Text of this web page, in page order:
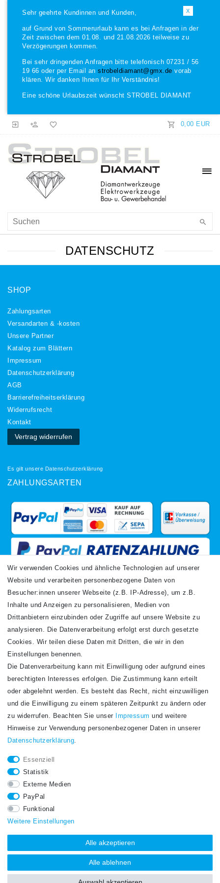
X
Sehr geehrte Kundinnen und Kunden,
auf Grund von Sommerurlaub kann es bei Anfragen in der
Zeit zwischen dem 01.08. und 21.08.2026 teilweise zu
Verzögerungen kommen.
Bei sehr dringenden Anfragen bitte telefonisch 07231 / 56
19 66 oder per Email an strobeldiamant@gmx.de vorab
klären. Wir danken Ihnen für Ihr Verständnis!
Eine schöne Urlaubszeit wünscht STROBEL DIAMANT
0,00 EUR
DATENSCHUTZ
SHOP
Zahlungsarten
Versandarten & -kosten
Unsere Partner
Katalog zum Blättern
Impressum
Daten­schutz­erklärung
AGB
Barrierefreiheitserklärung
Widerrufs­recht
Kontakt
Vertrag widerrufen
Es gilt unsere Datenschutzerklärung
ZAHLUNGSARTEN
VERSANDARTEN
Newsletter
Honig
Hiermit bestätige ich, dass ich dieDaten­schutz­erklärunggelesen habe. Meine
STAY CONNECTED.
Wir verwenden Cookies und ähnliche Technologien auf unserer
Website und verarbeiten personenbezogene Daten von
Besucher:innen unserer Webseite (z.B. IP-Adresse), um z.B.
Inhalte und Anzeigen zu personalisieren, Medien von
Drittanbietern einzubinden oder Zugriffe auf unsere Website zu
analysieren. Die Datenverarbeitung erfolgt erst durch gesetzte
Cookies. Wir teilen diese Daten mit Dritten, die wir in den
Einstellungen benennen.
Die Datenverarbeitung kann mit Einwilligung oder aufgrund eines
berechtigten Interesses erfolgen. Die Zustimmung kann erteilt
oder abgelehnt werden. Es besteht das Recht, nicht einzuwilligen
und die Einwilligung zu einem späteren Zeitpunkt zu ändern oder
zu widerrufen. Beachten Sie unser
Impressum und weitere
Hinweise zur Verwendung personenbezogener Daten in unserer
Daten­schutz­erklärung.
Essenziell
Statistik
Externe Medien
PayPal
Funktional
Weitere Einstellungen
Alle akzeptieren
Alle ablehnen